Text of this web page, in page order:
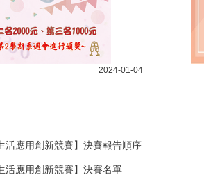
2024-01-04
活應用創新競賽】決賽報告順序
活應用創新競賽】決賽名單